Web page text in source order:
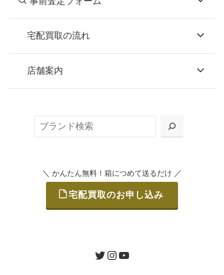
宅配買取の流れ
お申込み
または梱包材不要の「集荷申込」からお選び
ご発送
店舗案内
＼ かんたん無料！箱につめて送るだけ ／
宅配買取のお申し込み
ツイッターインスタグラムユーチューブ